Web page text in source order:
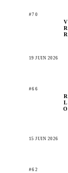
#70
V
R
R
19 JUIN 2026
#66
R
L
O
15 JUIN 2026
#62